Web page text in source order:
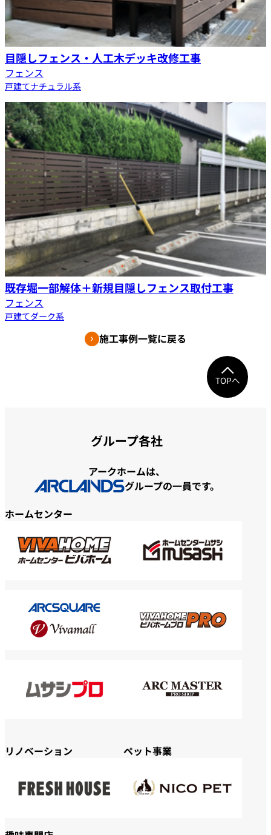
目隠しフェンス・人工木デッキ改修工事
フェンス
戸建てナチュラル系
既存堀一部解体＋新規目隠しフェンス取付工事
フェンス
戸建てダーク系
施工事例一覧に戻る
TOPへ
グループ各社
アークホームは、
グループの一員です。
ホームセンター
リノベーション ペット事業